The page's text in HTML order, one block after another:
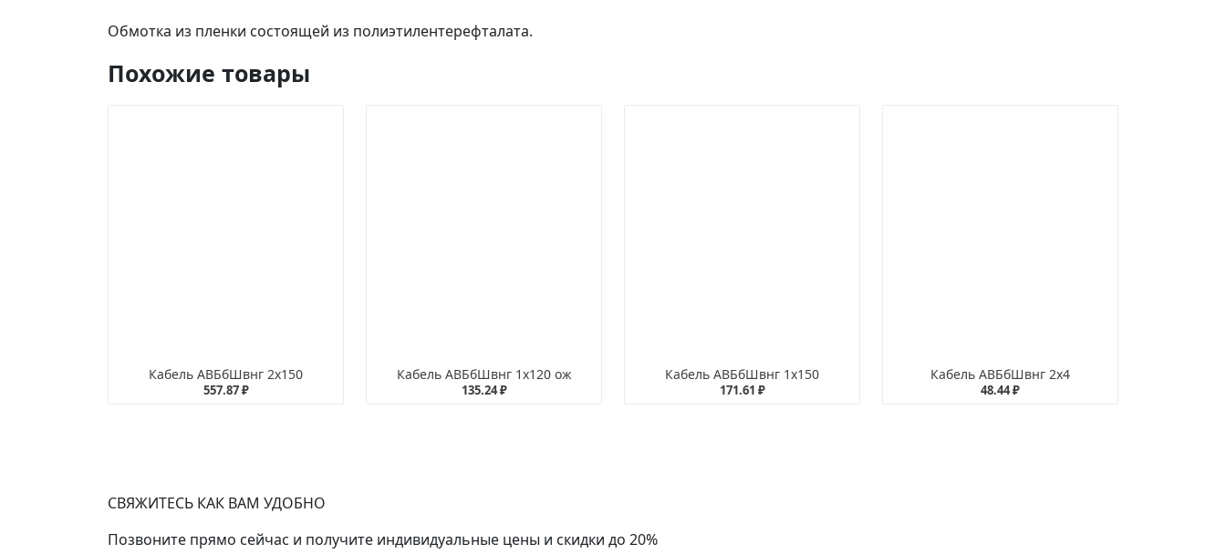
Обмотка из пленки состоящей из полиэтилентерефталата.
Похожие товары
Кабель АВБбШвнг 2х150
557.87 ₽
Кабель АВБбШвнг 1х120 ож
135.24 ₽
Кабель АВБбШвнг 1х150
171.61 ₽
Кабель АВБбШвнг 2х4
48.44 ₽
СВЯЖИТЕСЬ КАК ВАМ УДОБНО
Позвоните прямо сейчас и получите индивидуальные цены и скидки до 20%